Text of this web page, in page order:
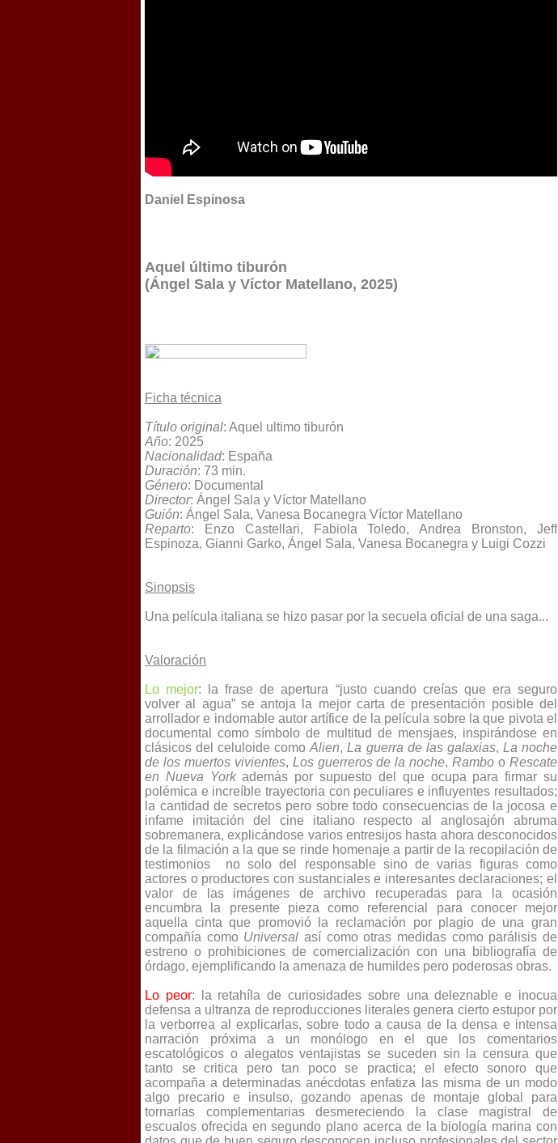
Daniel Espinosa
Aquel último tiburón
(Ángel Sala y Víctor Matellano, 2025)
Ficha técnica
Título original: Aquel ultimo tiburón
Año: 2025
Nacionalidad: España
Duración: 73 min.
Género: Documental
Director: Ángel Sala y Víctor Matellano
Guión: Ángel Sala, Vanesa Bocanegra Víctor Matellano
Reparto: Enzo Castellari, Fabiola Toledo, Andrea Bronston, Jeff
Espinoza, Gianni Garko, Ángel Sala, Vanesa Bocanegra y Luigi Cozzi
Sinopsis
Una película italiana se hizo pasar por la secuela oficial de una saga...
Valoración
Lo mejor: la frase de apertura “justo cuando creías que era seguro
volver al agua” se antoja la mejor carta de presentación posible del
arrollador e indomable autor artífice de la película sobre la que pivota el
documental como símbolo de multitud de mensjaes, inspirándose en
clásicos del celuloide comoAlien, La guerra de las galaxias, La noche
de los muertos vivientes, Los guerreros de la noche,Rambo oRescate
en Nueva Yorkademás por supuesto del que ocupa para firmar su
polémica e increíble trayectoria con peculiares e influyentes resultados;
la cantidad de secretos pero sobre todo consecuencias de la jocosa e
infame imitación del cine italiano respecto al anglosajón abruma
sobremanera, explicándose varios entresijos hasta ahora desconocidos
de la filmación a la que se rinde homenaje a partir de la recopilación de
testimonios no solo del responsable sino de varias figuras como
actores o productores con sustanciales e interesantes declaraciones; el
valor de las imágenes de archivo recuperadas para la ocasión
encumbra la presente pieza como referencial para conocer mejor
aquella cinta que promovió la reclamación por plagio de una gran
compañía como Universalasí como otras medidas como parálisis de
estreno o prohibiciones de comercialización con una bibliografía de
órdago, ejemplificando la amenaza de humildes pero poderosas obras.
Lo peor: la retahíla de curiosidades sobre una deleznable e inocua
defensa a ultranza de reproducciones literales genera cierto estupor por
la verborrea al explicarlas, sobre todo a causa de la densa e intensa
narración próxima a un monólogo en el que los comentarios
escatológicos o alegatos ventajistas se suceden sin la censura que
tanto se critica pero tan poco se practica; el efecto sonoro que
acompaña a determinadas anécdotas enfatiza las misma de un modo
algo precario e insulso, gozando apenas de montaje global para
tornarlas complementarias desmereciendo la clase magistral de
escualos ofrecida en segundo plano acerca de la biología marina con